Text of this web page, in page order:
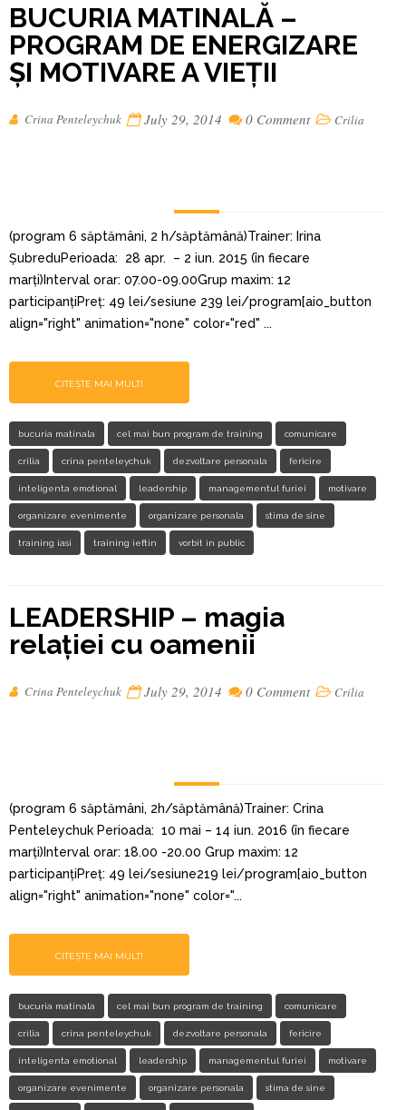
BUCURIA MATINALĂ –
PROGRAM DE ENERGIZARE
ȘI MOTIVARE A VIEȚII
Crina Penteleychuk July 29, 2014 0 Comment Crilia
(program 6 săptămâni, 2 h/săptămână)Trainer: Irina
ȘubreduPerioada: 28 apr. – 2 iun. 2015 (în fiecare
marți)Interval orar: 07.00-09.00Grup maxim: 12
participanțiPreț: 49 lei/sesiune 239 lei/program[aio_button
align="right" animation="none" color="red" ...
CITEȘTE MAI MULT!
bucuria matinala cel mai bun program de training comunicare
crilia crina penteleychuk dezvoltare personala fericire
inteligenta emotional leadership managementul furiei motivare
organizare evenimente organizare personala stima de sine
training iasi training ieftin vorbit in public
LEADERSHIP – magia
relației cu oamenii
Crina Penteleychuk July 29, 2014 0 Comment Crilia
(program 6 săptămâni, 2h/săptămână)Trainer: Crina
Penteleychuk Perioada: 10 mai – 14 iun. 2016 (în fiecare
marți)Interval orar: 18.00 -20.00 Grup maxim: 12
participanțiPreț: 49 lei/sesiune219 lei/program[aio_button
align="right" animation="none" color="...
CITEȘTE MAI MULT!
bucuria matinala cel mai bun program de training comunicare
crilia crina penteleychuk dezvoltare personala fericire
inteligenta emotional leadership managementul furiei motivare
organizare evenimente organizare personala stima de sine